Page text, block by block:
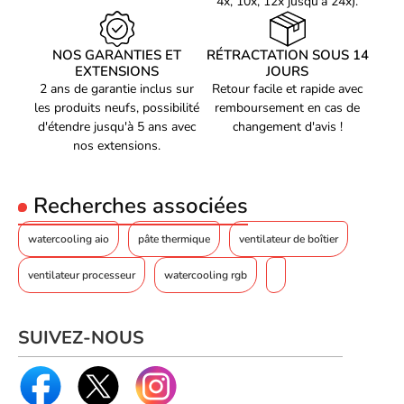
Consommation de la
Courant nominal
0,26 A
Courant de sécurité
0,37 Ah
Tension de la pompe
12 V
Poids et dimensions
Profondeur de radiateur
27,7 cm
Hauteur du radiateur
2,72 cm
Largeur de la pompe
7,6 cm
Profondeur de la pompe
8,1 cm
Dimensions de
ventilateur (l x p x h)
120 x 120 x 25 mm
Code EAN
NOS GARANTIES ET
EXTENSIONS
2 ans de garantie inclus sur
les produits neufs, possibilité
d'étendre jusqu'à 5 ans avec
nos extensions.
RÉTRACTATION SOUS 14
JOURS
Retour facile et rapide avec
remboursement en cas de
changement d'avis !
Recherches associées
watercooling aio pâte thermique ventilateur de boîtier
ventilateur processeur watercooling rgb
SUIVEZ-NOUS